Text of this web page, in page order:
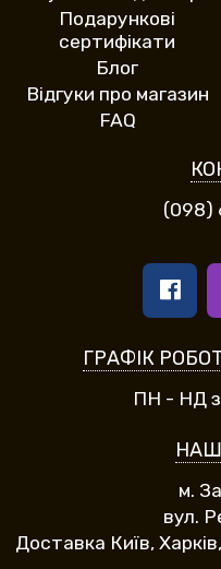
Подарункові
сертифікати
Блог
Відгуки про магазин
FAQ
(098)
ГРАФІК
ПН - НД з
м.
вул.
Доставка Київ,